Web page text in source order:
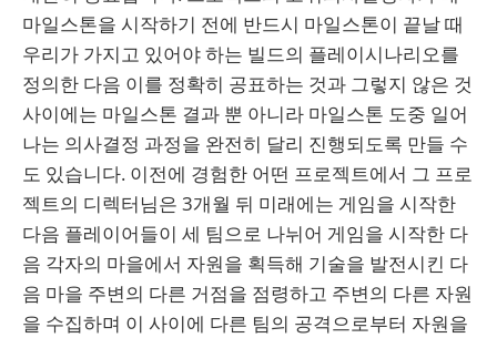
마일스톤을 시작하기 전에 반드시 마일스톤이 끝날 때
우리가 가지고 있어야 하는 빌드의 플레이시나리오를
정의한 다음 이를 정확히 공표하는 것과 그렇지 않은 것
사이에는 마일스톤 결과 뿐 아니라 마일스톤 도중 일어
나는 의사결정 과정을 완전히 달리 진행되도록 만들 수
도 있습니다. 이전에 경험한 어떤 프로젝트에서 그 프로
젝트의 디렉터님은 3개월 뒤 미래에는 게임을 시작한
다음 플레이어들이 세 팀으로 나뉘어 게임을 시작한 다
음 각자의 마을에서 자원을 획득해 기술을 발전시킨 다
음 마을 주변의 다른 거점을 점령하고 주변의 다른 자원
을 수집하며 이 사이에 다른 팀의 공격으로부터 자원을